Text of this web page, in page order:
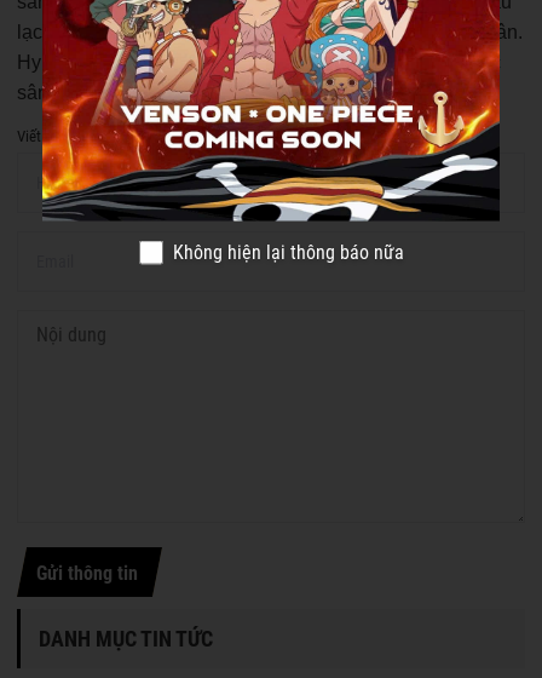
lạc bộ đến những địa điểm phù hợp cho luyện tập cá nhân.
Hy vọng bài viết này sẽ giúp cho các bạn lựa chọn được
sân cầu lông quận 10 phù hợp với mình nhé!
Viết bình luận của bạn
Gửi thông tin
DANH MỤC TIN TỨC
Không hiện lại thông báo nữa